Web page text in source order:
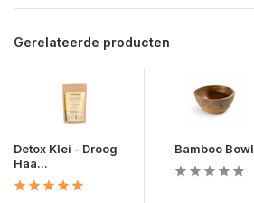
Gerelateerde producten
Detox Klei - Droog
Haa...
Bamboo Bowl